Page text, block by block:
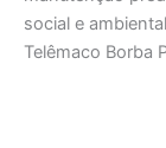
social e
Telêmaco Borba